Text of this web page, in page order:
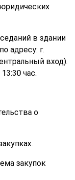
в здании
адресу: г.
вход).
час.
о
закупок